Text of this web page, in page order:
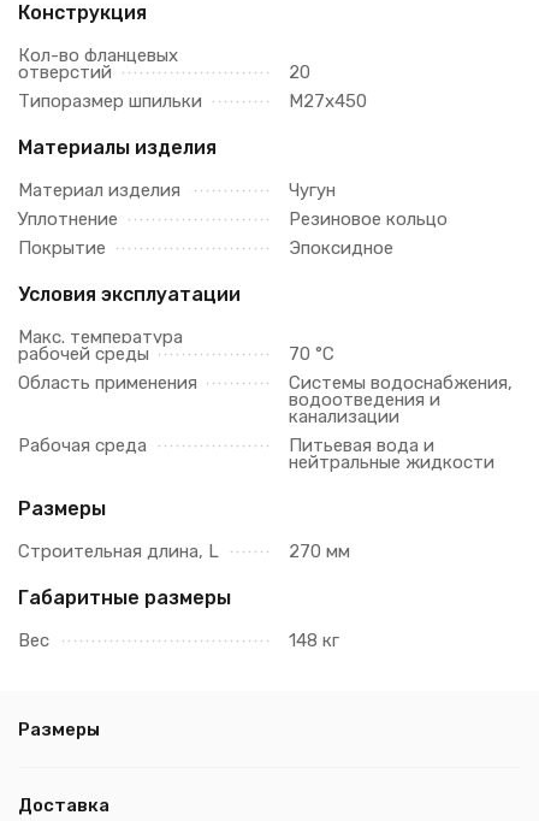
Конструкция
Кол-во фланцевых
отверстий
20
Типоразмер шпильки
M27x450
Материалы изделия
Материал изделия
Чугун
Уплотнение
Резиновое кольцо
Покрытие
Эпоксидное
Условия эксплуатации
Макс. температура
рабочей среды
70 °C
Область применения
Системы водоснабжения,
водоотведения и
канализации
Рабочая среда
Питьевая вода и
нейтральные жидкости
Размеры
Строительная длина, L 270 мм
Габаритные размеры
Вес 148 кг
Размеры
Доставка